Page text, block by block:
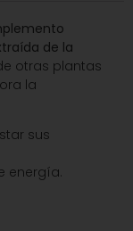
de la
otras plantas
la
sus
energía.